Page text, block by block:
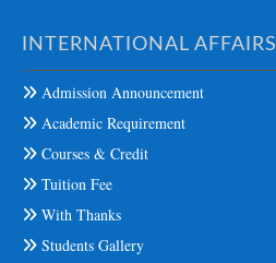
INTERNATIONAL AFFAIRS
Admission Announcement
Academic Requirement
Courses & Credit
Tuition Fee
With Thanks
Students Gallery